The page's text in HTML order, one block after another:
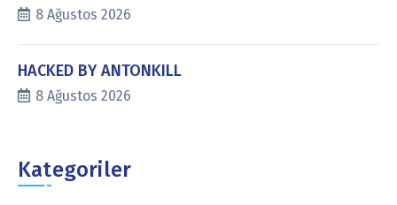
8 Ağustos 2026
HACKED BY ANTONKILL
8 Ağustos 2026
Kategoriler